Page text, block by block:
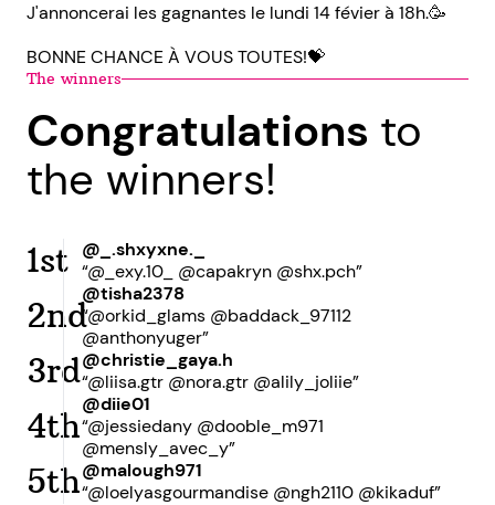
J'annoncerai les gagnantes le lundi 14 févier à 18h.🥳
BONNE CHANCE À VOUS TOUTES!💝
The winners
Congratulations to
the winners!
1st
@_.shxyxne._
“@_exy.10_ @capakryn @shx.pch”
2nd
@tisha2378
“@orkid_glams @baddack_97112
@anthonyuger”
3rd@christie_gaya.h
“@liisa.gtr @nora.gtr @alily_joliie”
4th
@diie01
“@jessiedany @dooble_m971
@mensly_avec_y”
5th@malough971
“@loelyasgourmandise @ngh2110 @kikaduf”